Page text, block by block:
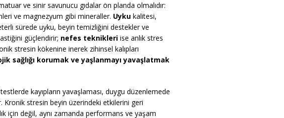
ve sinir savunucu gıdalar ön planda olmalıdır:
ve magnezyum gibi mineraller. Uyku kalitesi,
sürede uyku, beyin temizliğini destekler ve
güçlendirir; nefes teknikleri ise anlık stres
stresin kökenine inerek zihinsel kalıpları
sağlığı korumak ve yaşlanmayı yavaşlatmak
kayıpların yavaşlaması, duygu düzenlemede
Kronik stresin beyin üzerindeki etkilerini geri
için değil, aynı zamanda performans ve yaşam